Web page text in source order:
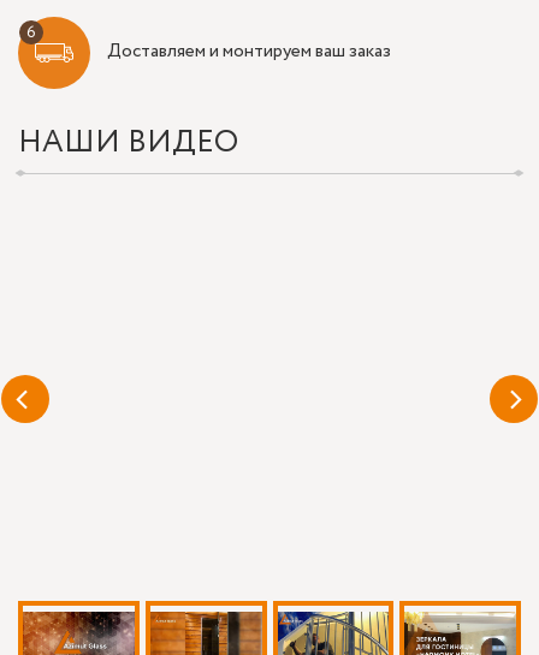
Доставляем и монтируем ваш заказ
НАШИ ВИДЕО